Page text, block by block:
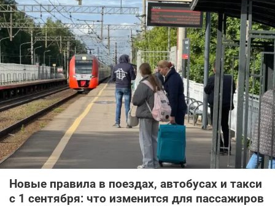
Новые правила в поездах, автобусах и такси
с 1 сентября: что изменится для пассажиров